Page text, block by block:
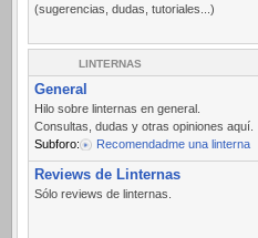
(sugerencias, dudas, tutoriales...)
LINTERNAS
General
Hilo sobre linternas en general.
Consultas, dudas y otras opiniones aquí.
Subforo:
Recomendadme una linterna
Reviews de Linternas
Sólo reviews de linternas.